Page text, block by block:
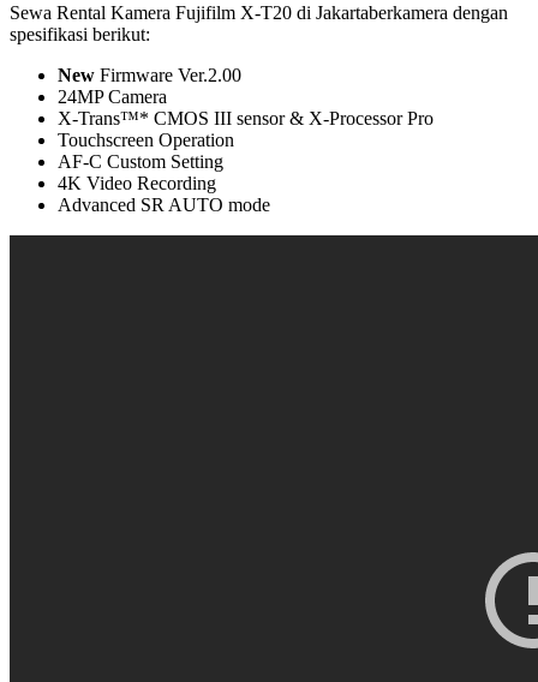
Sewa Rental Kamera Fujifilm X-T20 di Jakartaberkamera dengan
spesifikasi berikut:
New Firmware Ver.2.00
24MP Camera
X-Trans™* CMOS III sensor & X-Processor Pro
Touchscreen Operation
AF-C Custom Setting
4K Video Recording
Advanced SR AUTO mode